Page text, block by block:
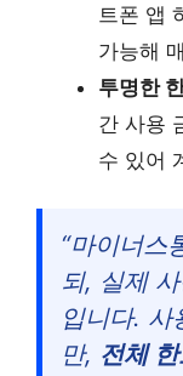
트폰 앱
가능해
투명한
간 사용
수 있어
“마이너스
되, 실제
입니다. 사
만, 전체